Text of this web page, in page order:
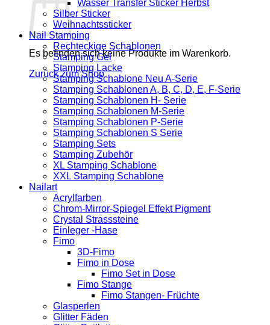
Es befinden sich keine Produkte im Warenkorb.
Zurück zum Shop
Wasser Transfer Sticker Herbst
Silber Sticker
Weihnachtssticker
Nail Stamping
Rechteckige Schablonen
Stamping Gel
Stamping Lacke
Stamping Schablone Neu A-Serie
Stamping Schablonen A, B, C, D, E, F-Serie
Stamping Schablonen H- Serie
Stamping Schablonen M-Serie
Stamping Schablonen P-Serie
Stamping Schablonen S Serie
Stamping Sets
Stamping Zubehör
XL Stamping Schablone
XXL Stamping Schablone
Nailart
Acrylfarben
Chrom-Mirror-Spiegel Effekt Pigment
Crystal Strasssteine
Einleger -Hase
Fimo
3D-Fimo
Fimo in Dose
Fimo Set in Dose
Fimo Stange
Fimo Stangen- Früchte
Glasperlen
Glitter Fäden